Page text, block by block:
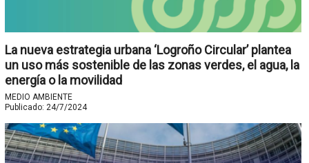
La nueva estrategia urbana ‘Logroño Circular’ plantea
un uso más sostenible de las zonas verdes, el agua, la
energía o la movilidad
MEDIO AMBIENTE
Publicado: 24/7/2024